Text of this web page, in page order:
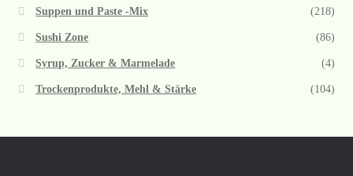
Suppen und Paste -Mix (218)
Sushi Zone (86)
Syrup, Zucker & Marmelade (4)
Trockenprodukte, Mehl & Stärke (104)